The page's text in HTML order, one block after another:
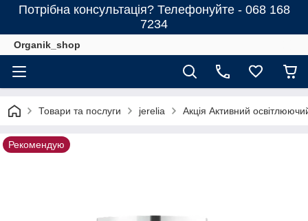
Потрібна консультація? Телефонуйте - 068 168
7234
Organik_shop
Товари та послуги jerelia Акція Активний
Рекомендую